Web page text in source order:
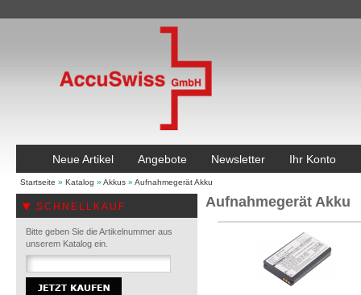
Neue Artikel Angebote Newsletter Ihr Konto
Startseite » Katalog » Akkus » Aufnahmegerät Akku
SCHNELLKAUF
Bitte geben Sie die Artikelnummer aus
unserem Katalog ein.
Aufnahmegerät Akku